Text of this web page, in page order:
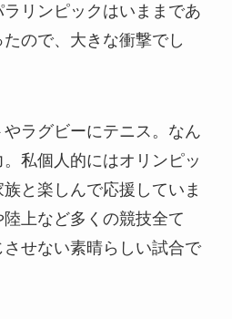
リンピックはいままであ
ので、大きな衝撃でし
ラグビーにテニス。なん
私個人的にはオリンピッ
と楽しんで応援していま
上など多くの競技全て
せない素晴らしい試合で